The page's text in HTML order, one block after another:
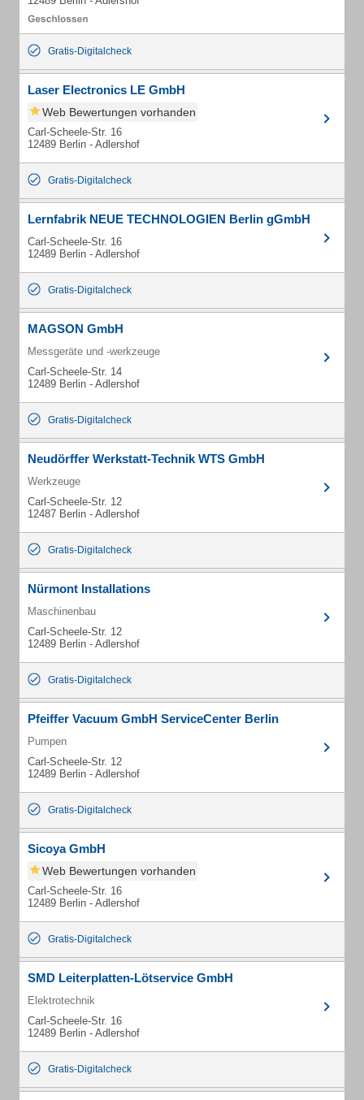
Gratis-Digitalcheck
Laser Electronics LE GmbH
Web Bewertungen vorhanden
Carl-Scheele-Str. 16
12489 Berlin - Adlershof
Gratis-Digitalcheck
Lernfabrik NEUE TECHNOLOGIEN Berlin gGmbH
Carl-Scheele-Str. 16
12489 Berlin - Adlershof
Gratis-Digitalcheck
MAGSON GmbH
Messgeräte und -werkzeuge
Carl-Scheele-Str. 14
12489 Berlin - Adlershof
Gratis-Digitalcheck
Neudörffer Werkstatt-Technik WTS GmbH
Werkzeuge
Carl-Scheele-Str. 12
12487 Berlin - Adlershof
Gratis-Digitalcheck
Nürmont Installations
Maschinenbau
Carl-Scheele-Str. 12
12489 Berlin - Adlershof
Gratis-Digitalcheck
Pfeiffer Vacuum GmbH ServiceCenter Berlin
Pumpen
Carl-Scheele-Str. 12
12489 Berlin - Adlershof
Gratis-Digitalcheck
Sicoya GmbH
Web Bewertungen vorhanden
Carl-Scheele-Str. 16
12489 Berlin - Adlershof
Gratis-Digitalcheck
SMD Leiterplatten-Lötservice GmbH
Elektrotechnik
Carl-Scheele-Str. 16
12489 Berlin - Adlershof
Gratis-Digitalcheck